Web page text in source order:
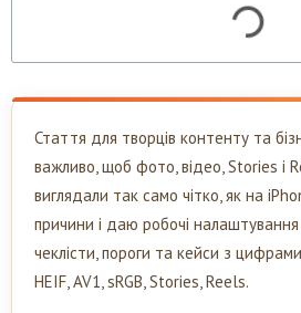
Стаття для творців контенту та
важливо, щоб фото, відео, Stories і
виглядали так само чітко, як на
причини і даю робочі налаштування
чеклісти, пороги та кейси з
HEIF, AV1, sRGB, Stories, Reels.